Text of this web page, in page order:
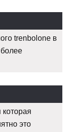
trenbolone в
это